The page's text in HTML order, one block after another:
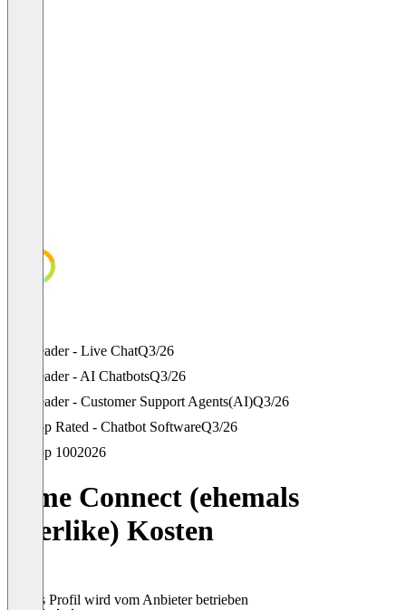
Leader - Live ChatQ3/26
Leader - AI ChatbotsQ3/26
Leader - Customer Support Agents(AI)Q3/26
Top Rated - Chatbot SoftwareQ3/26
Top 1002026
Lime Connect (ehemals
Userlike) Kosten
Dieses Profil wird vom Anbieter betrieben